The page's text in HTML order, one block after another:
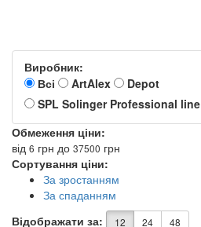
Виробник:
Всі
ArtAlex
Depot
SPL Solinger Professional line
Обмеження ціни:
від 6 грн до 37500 грн
Сортування ціни:
За зростанням
За спаданням
Відображати за:
12 24 48